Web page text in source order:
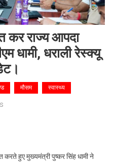
कर राज्य आपदा
धामी, धराली रेस्क्यू
मौसम स्वास्थ्य
करते हुए मुख्यमंत्री पुष्कर सिंह धामी ने